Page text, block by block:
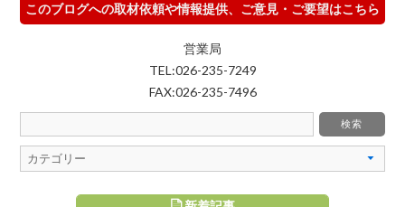
このブログへの取材依頼や情報提供、ご意見・ご要望はこちら
営業局
TEL:026-235-7249
FAX:026-235-7496